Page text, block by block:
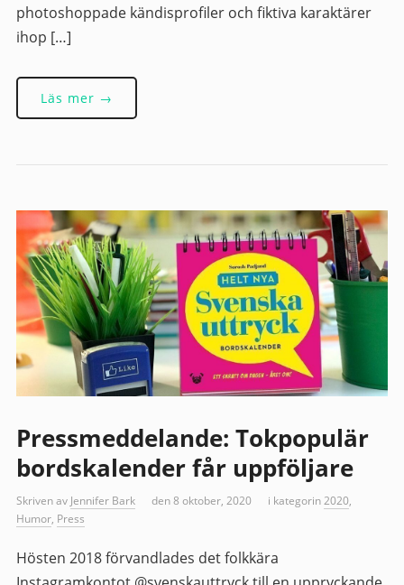
photoshoppade kändisprofiler och fiktiva karaktärer
ihop […]
Läs mer →
Pressmeddelande: Tokpopulär
bordskalender får uppföljare
Skriven av Jennifer Bark den 8 oktober, 2020 i kategorin2020,
Humor, Press
Hösten 2018 förvandlades det folkkära